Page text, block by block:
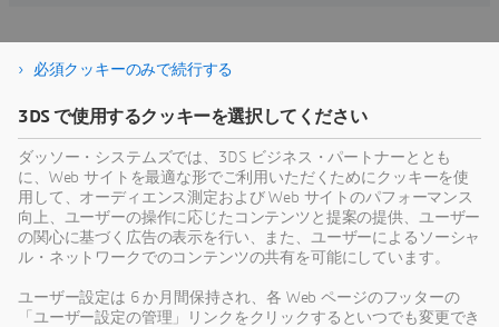
インダストリー・ソリューショ
ン・エクスペリエンスの詳細
ビジネスを変革し、収益性を拡大する、当社の産業機械
業界向けソリューションの詳細をご覧ください
必須クッキーのみで続行する
3DS で使用するクッキーを選択してください
ダッソー・システムズでは、3DS ビジネス・パートナーととも
に、Web サイトを最適な形でご利用いただくためにクッキーを使
用して、オーディエンス測定および Web サイトのパフォーマンス
向上、ユーザーの操作に応じたコンテンツと提案の提供、ユーザー
の関心に基づく広告の表示を行い、また、ユーザーによるソーシャ
ル・ネットワークでのコンテンツの共有を可能にしています。
ユーザー設定は 6 か月間保持され、各 Web ページのフッターの
「ユーザー設定の管理」リンクをクリックするといつでも変更でき